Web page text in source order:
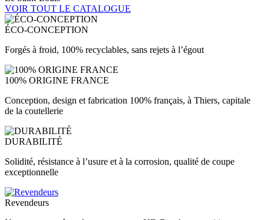
VOIR TOUT LE CATALOGUE
ÉCO-CONCEPTION
Forgés à froid, 100% recyclables, sans rejets à l’égout
100% ORIGINE FRANCE
Conception, design et fabrication 100% français, à Thiers, capitale
de la coutellerie
DURABILITÉ
Solidité, résistance à l’usure et à la corrosion, qualité de coupe
exceptionnelle
Revendeurs